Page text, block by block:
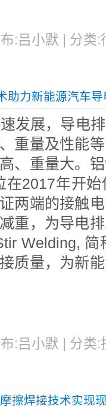
:吕小默 | 分类
助力新能源汽车
发展，导电
重量及性能
、重量大。
在2017年开
两端的接触
重，为导电
Welding,
质量，为新
:吕小默 | 分类
擦焊接技术实现